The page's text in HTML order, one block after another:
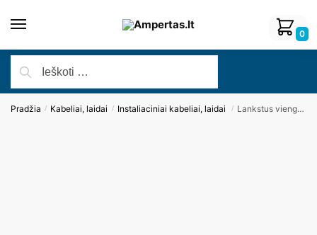
0
Pradžia / Kabeliai, laidai / Instaliaciniai kabeliai, laidai / Lankstus viengyslis daugiavielis laidas H07V-K 1×150 (geltona/žalia)